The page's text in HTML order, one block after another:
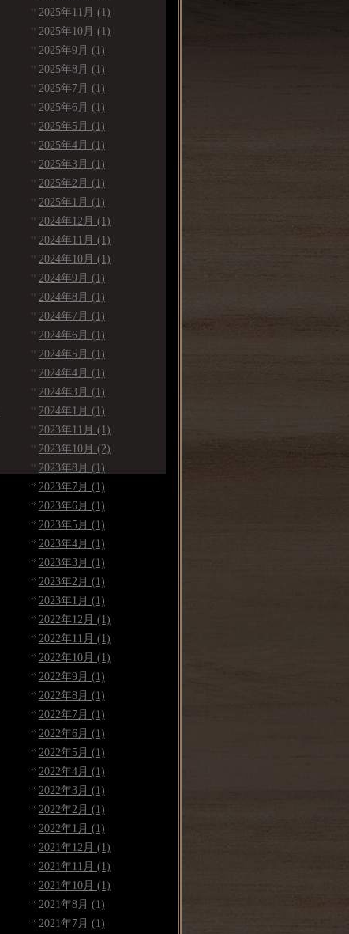
2025年11月 (1)
2025年10月 (1)
2025年9月 (1)
2025年8月 (1)
2025年7月 (1)
2025年6月 (1)
2025年5月 (1)
2025年4月 (1)
2025年3月 (1)
2025年2月 (1)
2025年1月 (1)
2024年12月 (1)
2024年11月 (1)
2024年10月 (1)
2024年9月 (1)
2024年8月 (1)
2024年7月 (1)
2024年6月 (1)
2024年5月 (1)
2024年4月 (1)
2024年3月 (1)
2024年1月 (1)
2023年11月 (1)
2023年10月 (2)
2023年8月 (1)
2023年7月 (1)
2023年6月 (1)
2023年5月 (1)
2023年4月 (1)
2023年3月 (1)
2023年2月 (1)
2023年1月 (1)
2022年12月 (1)
2022年11月 (1)
2022年10月 (1)
2022年9月 (1)
2022年8月 (1)
2022年7月 (1)
2022年6月 (1)
2022年5月 (1)
2022年4月 (1)
2022年3月 (1)
2022年2月 (1)
2022年1月 (1)
2021年12月 (1)
2021年11月 (1)
2021年10月 (1)
2021年8月 (1)
2021年7月 (1)